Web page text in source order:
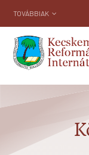
TOVÁBBIAK